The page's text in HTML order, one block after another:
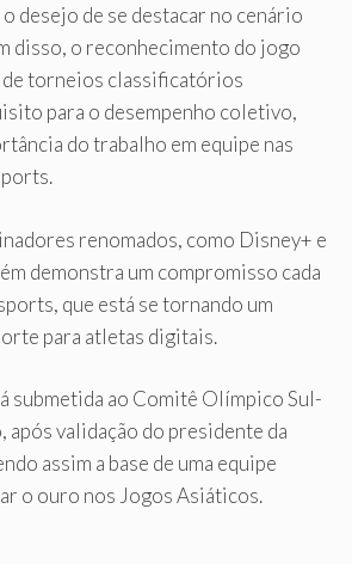
desejo de se destacar no cenário
disso, o reconhecimento do jogo
de torneios classificatórios
para o desempenho coletivo,
do trabalho em equipe nas
renomados, como Disney+ e
demonstra um compromisso cada
que está se tornando um
para atletas digitais.
submetida ao Comitê Olímpico Sul-
após validação do presidente da
assim a base de uma equipe
o ouro nos Jogos Asiáticos.